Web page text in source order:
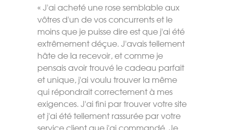
« J'ai acheté une rose semblable aux
vôtres d'un de vos concurrents et le
moins que je puisse dire est que j'ai été
extrêmement déçue. J'avais tellement
hâte de la recevoir, et comme je
pensais avoir trouvé le cadeau parfait
et unique, j'ai voulu trouver la même
qui répondrait correctement à mes
exigences. J'ai fini par trouver votre site
et j'ai été tellement rassurée par votre
service client que j'ai commandé. Je